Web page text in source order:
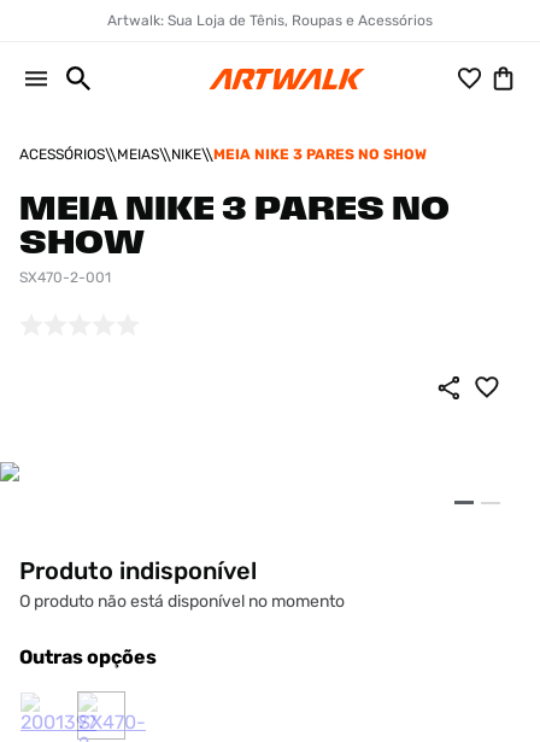
Artwalk: Sua Loja de Tênis, Roupas e Acessórios
ACESSÓRIOS MEIAS NIKE MEIA NIKE 3 PARES NO SHOW
MEIA NIKE 3 PARES NO
SHOW
SX470-2-001
Produto indisponível
O produto não está disponível no momento
Outras opções